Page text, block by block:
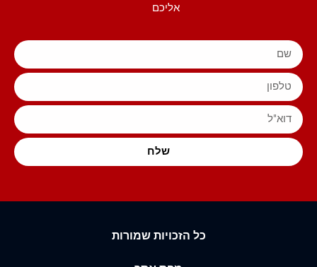
אליכם
שלח
כל הזכויות שמורות